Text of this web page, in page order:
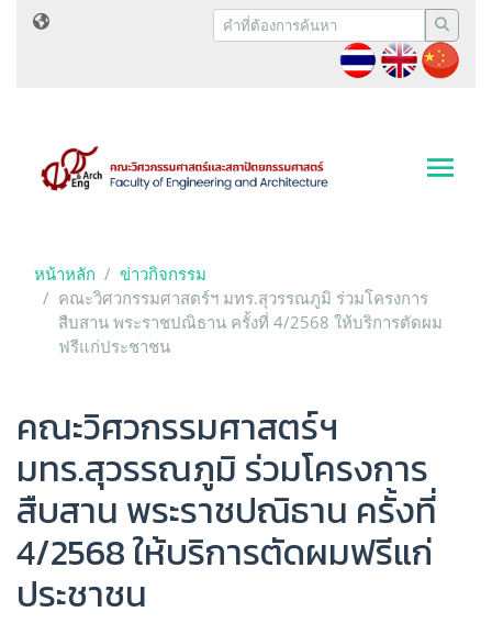
หน้าหลัก
ข่าวกิจกรรม
คณะวิศวกรรมศาสตร์ฯ มทร.สุวรรณภูมิ ร่วมโครงการ
สืบสาน พระราชปณิธาน ครั้งที่ 4/2568 ให้บริการตัดผม
ฟรีแก่ประชาชน
คณะวิศวกรรมศาสตร์ฯ
มทร.สุวรรณภูมิ ร่วมโครงการ
สืบสาน พระราชปณิธาน ครั้งที่
4/2568 ให้บริการตัดผมฟรีแก่
ประชาชน